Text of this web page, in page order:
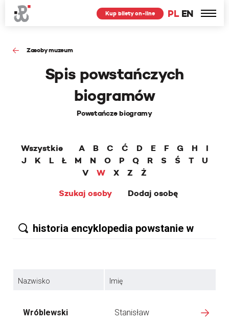
PL EN
Kup bilety on-line
Zasoby muzeum
Spis powstańczych
biogramów
Powstańcze biogramy
Wszystkie A B C Ć D E F G H
I
J
K L Ł M N O P Q R S Ś T
U
V
W X Z
Ż
Szukaj osoby
Dodaj osobę
Nazwisko Imię
Wróblewski Stanisław